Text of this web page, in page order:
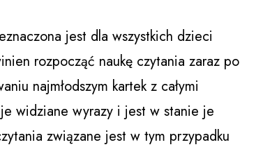
jest dla wszystkich dzieci
rozpocząć naukę czytania zaraz po
najmłodszym kartek z całymi
widziane wyrazy i jest w stanie je
związane jest w tym przypadku